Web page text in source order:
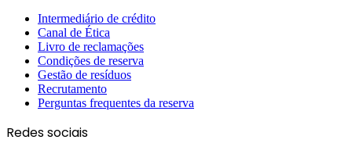
Intermediário de crédito
Canal de Ética
Livro de reclamações
Condições de reserva
Gestão de resíduos
Recrutamento
Perguntas frequentes da reserva
Redes sociais